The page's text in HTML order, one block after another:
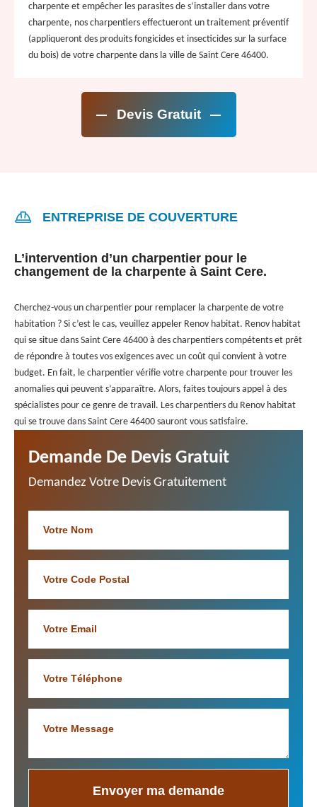
charpente et empêcher les parasites de s’installer dans votre
charpente, nos charpentiers effectueront un traitement préventif
(appliqueront des produits fongicides et insecticides sur la surface
du bois) de votre charpente dans la ville de Saint Cere 46400.
Devis Gratuit
ENTREPRISE DE COUVERTURE
L’intervention d’un charpentier pour le
changement de la charpente à Saint Cere.
Cherchez-vous un charpentier pour remplacer la charpente de votre
habitation ? Si c’est le cas, veuillez appeler Renov habitat. Renov habitat
qui se situe dans Saint Cere 46400 à des charpentiers compétents et prêt
de répondre à toutes vos exigences avec un coût qui convient à votre
budget. En fait, le charpentier vérifie votre charpente pour trouver les
anomalies qui peuvent s’apparaître. Alors, faites toujours appel à des
spécialistes pour ce genre de travail. Les charpentiers du Renov habitat
qui se trouve dans Saint Cere 46400 sauront vous satisfaire.
Demande De Devis Gratuit
Demandez Votre Devis Gratuitement